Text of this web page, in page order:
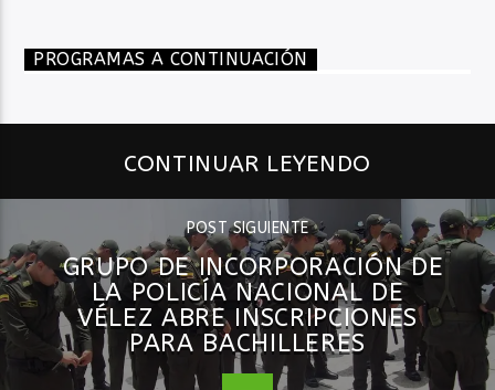
PROGRAMAS A CONTINUACIÓN
CONTINUAR LEYENDO
POST SIGUIENTE
GRUPO DE INCORPORACIÓN DE
LA POLICÍA NACIONAL DE
VÉLEZ ABRE INSCRIPCIONES
PARA BACHILLERES